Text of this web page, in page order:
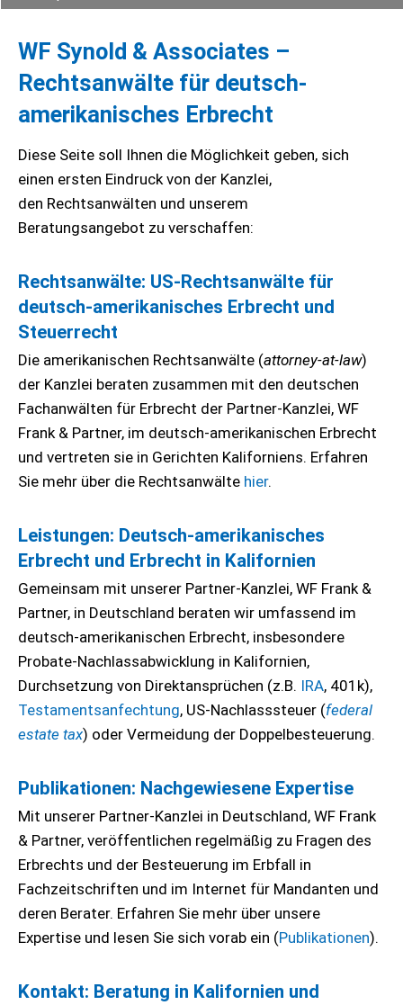
WF Synold & Associates –
Rechtsanwälte für deutsch-
amerikanisches Erbrecht
Diese Seite soll Ihnen die Möglichkeit geben, sich
einen ersten Eindruck von der Kanzlei,
den Rechtsanwälten und unserem
Beratungsangebot zu verschaffen:
Rechtsanwälte: US-Rechtsanwälte für
deutsch-amerikanisches Erbrecht und
Steuerrecht
Die amerikanischen Rechtsanwälte (attorney-at-law)
der Kanzlei beraten zusammen mit den deutschen
Fachanwälten für Erbrecht der Partner-Kanzlei, WF
Frank & Partner, im deutsch-amerikanischen Erbrecht
und vertreten sie in Gerichten Kaliforniens. Erfahren
Sie mehr über die Rechtsanwälte hier.
Leistungen: Deutsch-amerikanisches
Erbrecht und Erbrecht in Kalifornien
Gemeinsam mit unserer Partner-Kanzlei, WF Frank &
Partner, in Deutschland beraten wir umfassend im
deutsch-amerikanischen Erbrecht, insbesondere
Probate-Nachlassabwicklung in Kalifornien,
Durchsetzung von Direktansprüchen (z.B. IRA, 401k),
Testamentsanfechtung, US-Nachlasssteuer (federal
estate tax) oder Vermeidung der Doppelbesteuerung.
Publikationen: Nachgewiesene Expertise
Mit unserer Partner-Kanzlei in Deutschland, WF Frank
& Partner, veröffentlichen regelmäßig zu Fragen des
Erbrechts und der Besteuerung im Erbfall in
Fachzeitschriften und im Internet für Mandanten und
deren Berater. Erfahren Sie mehr über unsere
Expertise und lesen Sie sich vorab ein (Publikationen).
Kontakt: Beratung in Kalifornien und